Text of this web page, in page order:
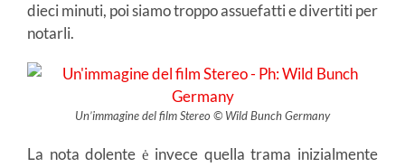
dieci minuti, poi siamo troppo assuefatti e divertiti per
notarli.
Un’immagine del film Stereo © Wild Bunch Germany
La nota dolente ė invece quella trama inizialmente